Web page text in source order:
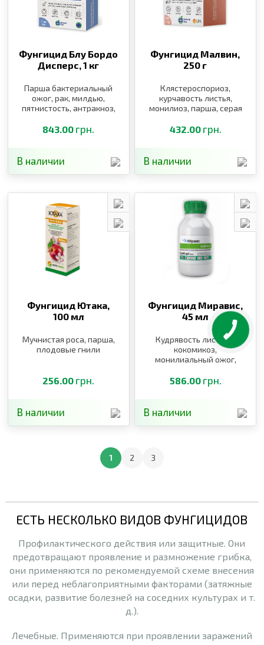
Фунгицид Блу Бордо
Дисперс,1 кг
Парша бактериальный
ожог, рак, милдью,
пятнистость, антракноз,
843.00 грн.
В наличии
Фунгицид Малвин,
250 г
Клястероспориоз,
курчавость листья,
монилиоз, парша, серая
оидиум
432.00 грн.
В наличии
Фунгицид Ютака,
100 мл
Мучнистая роса, парша,
плодовые гнили
256.00 грн.
В наличии
Фунгицид Миравис,
45 мл
Кудрявость листьев,
кокомикоз,
монилиальный ожог,
альтернариоз, парша,
монилиоз
586.00 грн.
В наличии
1 2 3
ЕСТЬ НЕСКОЛЬКО ВИДОВ ФУНГИЦИДОВ
Профилактического действия или защитные. Они
предотвращают проявление и размножение грибка,
они применяются по рекомендуемой схеме внесения
или перед неблагоприятными факторами (затяжные
осадки, развитие болезней на соседних культурах и т.
д.).
Лечебные. Применяются при проявлении заражений